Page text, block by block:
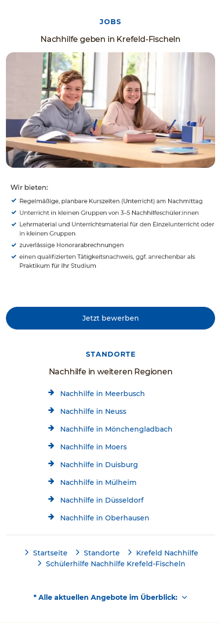
JOBS
Nachhilfe geben in Krefeld-Fischeln
Jetzt bewerben
STANDORTE
Nachhilfe in weiteren Regionen
Nachhilfe in Meerbusch
Nachhilfe in Neuss
Nachhilfe in Mönchengladbach
Nachhilfe in Moers
Nachhilfe in Duisburg
Nachhilfe in Mülheim
Nachhilfe in Düsseldorf
Nachhilfe in Oberhausen
Startseite Standorte
Krefeld Nachhilfe
Schülerhilfe Nachhilfe Krefeld-Fischeln
* Alle aktuellen Angebote im Überblick: